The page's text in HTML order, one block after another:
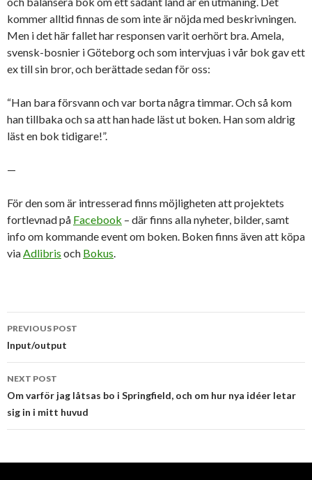
kommer alltid finnas de som inte är nöjda med beskrivningen.
Men i det här fallet har responsen varit oerhört bra. Amela,
svensk-bosnier i Göteborg och som intervjuas i vår bok gav ett
ex till sin bror, och berättade sedan för oss:
“Han bara försvann och var borta några timmar. Och så kom
han tillbaka och sa att han hade läst ut boken. Han som aldrig
läst en bok tidigare!”.
—
För den som är intresserad finns möjligheten att projektets
fortlevnad på Facebook – där finns alla nyheter, bilder, samt
info om kommande event om boken. Boken finns även att köpa
viaAdlibris och Bokus.
Post
navigation
PREVIOUS POST
Input/output
NEXT POST
Om varför jag låtsas bo i Springfield, och om hur nya idéer letar
sig in i mitt huvud